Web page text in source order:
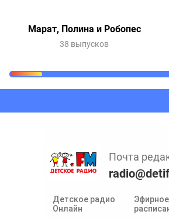
Марат, Полина и Робопес
38 выпусков
Детское радио
Онлайн
Эфирное
Почта